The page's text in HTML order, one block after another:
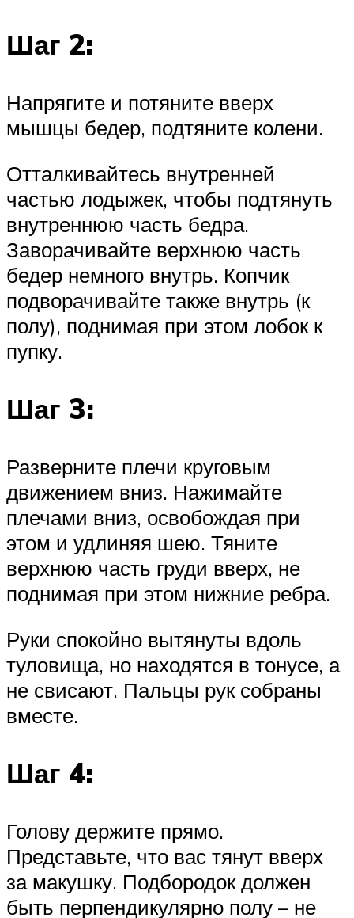
Шаг 2:
Напрягите и потяните вверх
мышцы бедер, подтяните колени.
Отталкивайтесь внутренней
частью лодыжек, чтобы подтянуть
внутреннюю часть бедра.
Заворачивайте верхнюю часть
бедер немного внутрь. Копчик
подворачивайте также внутрь (к
полу), поднимая при этом лобок к
пупку.
Шаг 3:
Разверните плечи круговым
движением вниз. Нажимайте
плечами вниз, освобождая при
этом и удлиняя шею. Тяните
верхнюю часть груди вверх, не
поднимая при этом нижние ребра.
Руки спокойно вытянуты вдоль
туловища, но находятся в тонусе, а
не свисают. Пальцы рук собраны
вместе.
Шаг 4:
Голову держите прямо.
Представьте, что вас тянут вверх
за макушку. Подбородок должен
быть перпендикулярно полу – не